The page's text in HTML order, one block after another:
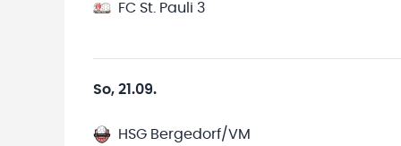
FC St. Pauli 3
So, 21.09.
HSG Bergedorf/VM